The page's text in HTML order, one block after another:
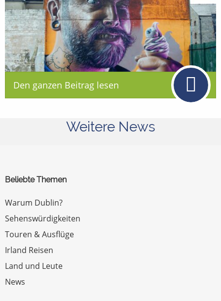
Den ganzen Beitrag lesen
Weitere News
Beliebte Themen
Warum Dublin?
Sehenswürdigkeiten
Touren & Ausflüge
Irland Reisen
Land und Leute
News